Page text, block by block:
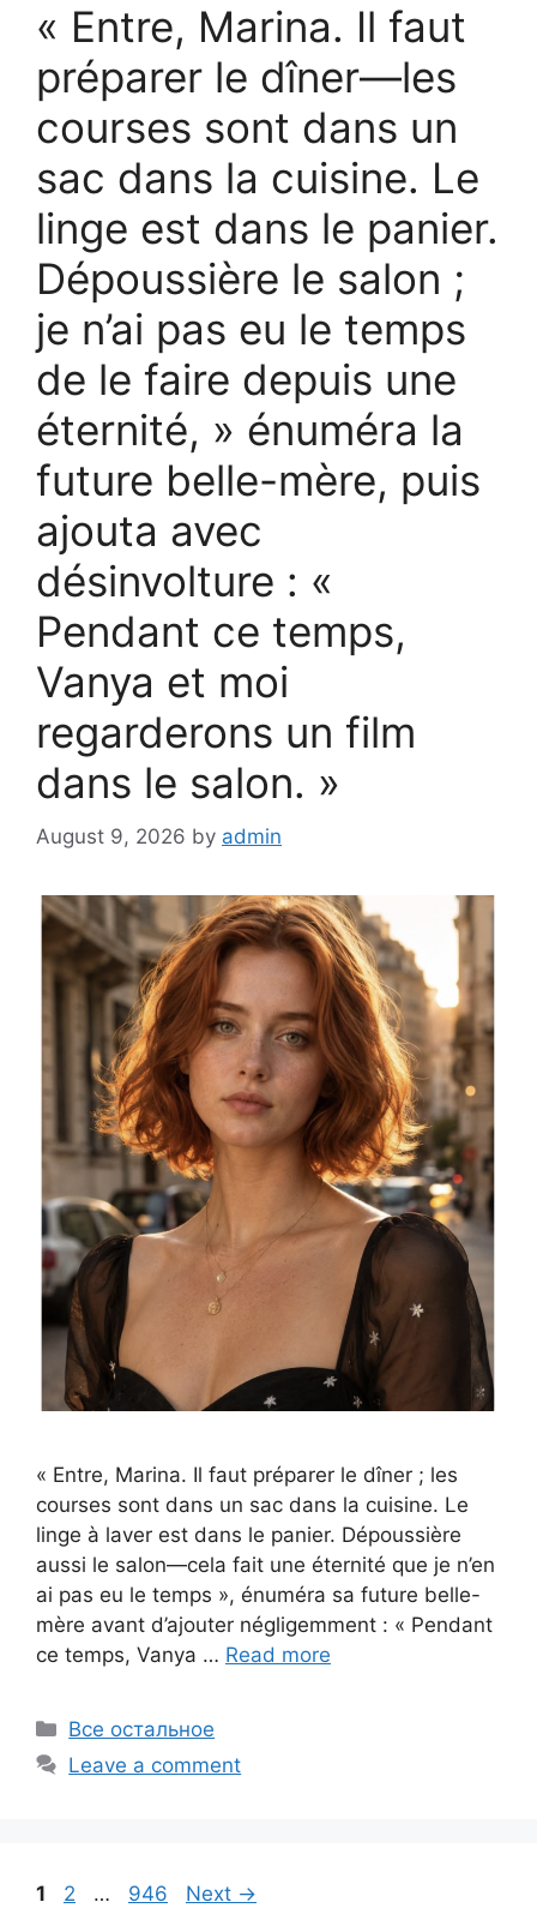
« Entre, Marina. Il faut
préparer le dîner—les
courses sont dans un
sac dans la cuisine. Le
linge est dans le panier.
Dépoussière le salon ;
je n’ai pas eu le temps
de le faire depuis une
éternité, » énuméra la
future belle-mère, puis
ajouta avec
désinvolture : «
Pendant ce temps,
Vanya et moi
regarderons un film
dans le salon. »
August 9, 2026 by admin
« Entre, Marina. Il faut préparer le dîner ; les
courses sont dans un sac dans la cuisine. Le
linge à laver est dans le panier. Dépoussière
aussi le salon—cela fait une éternité que je n’en
ai pas eu le temps », énuméra sa future belle-
mère avant d’ajouter négligemment : « Pendant
ce temps, Vanya … Read more
Categories
Все остальное
Leave a comment
Page
1 Page
2 … Page
946 Next →